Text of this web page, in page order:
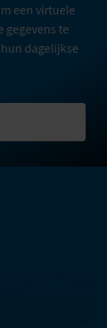
een virtuele
gegevens te
dagelijkse